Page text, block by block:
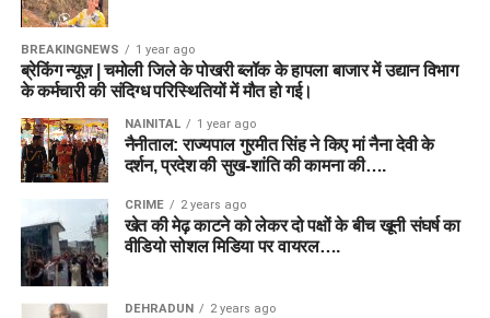
BREAKINGNEWS 1 year ago
ब्रेकिंग न्यूज़ | चमोली जिले के पोखरी ब्लॉक के हापला बाजार में उद्यान विभाग
के कर्मचारी की संदिग्ध परिस्थितियों में मौत हो गई।
NAINITAL 1 year ago
नैनीताल: राज्यपाल गुरमीत सिंह ने किए मां नैना देवी के
दर्शन, प्रदेश की सुख-शांति की कामना की….
CRIME 2 years ago
खेत की मेढ़ काटने को लेकर दो पक्षों के बीच खूनी संघर्ष का
वीडियो सोशल मिडिया पर वायरल….
DEHRADUN 2 years ago